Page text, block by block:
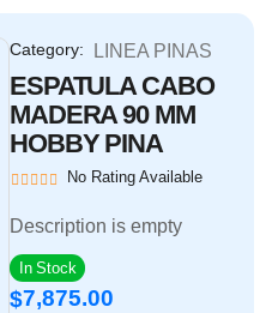
Category: LINEA PINAS
ESPATULA CABO
MADERA 90 MM
HOBBY PINA
No Rating Available
Description is empty
In Stock
$7,875.00